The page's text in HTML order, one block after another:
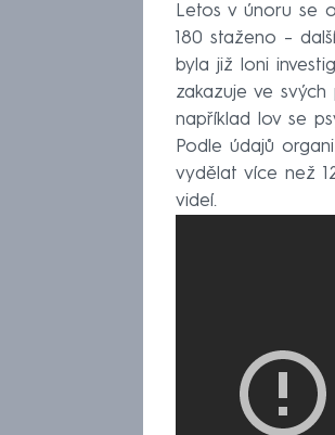
Letos v únoru se
180 staženo –
byla již loni
zakazuje ve
například lov se
Podle údajů
vydělat více než
videí.